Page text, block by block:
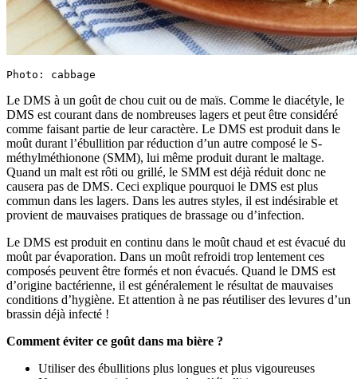
Photo: cabbage
Le DMS à un goût de chou cuit ou de maïs. Comme le diacétyle, le
DMS est courant dans de nombreuses lagers et peut être considéré
comme faisant partie de leur caractère. Le DMS est produit dans le
moût durant l’ébullition par réduction d’un autre composé le S-
méthylméthionone (SMM), lui même produit durant le maltage.
Quand un malt est rôti ou grillé, le SMM est déjà réduit donc ne
causera pas de DMS. Ceci explique pourquoi le DMS est plus
commun dans les lagers. Dans les autres styles, il est indésirable et
provient de mauvaises pratiques de brassage ou d’infection.
Le DMS est produit en continu dans le moût chaud et est évacué du
moût par évaporation. Dans un moût refroidi trop lentement ces
composés peuvent être formés et non évacués. Quand le DMS est
d’origine bactérienne, il est généralement le résultat de mauvaises
conditions d’hygiène. Et attention à ne pas réutiliser des levures d’un
brassin déjà infecté !
Comment éviter ce goût dans ma bière ?
Utiliser des ébullitions plus longues et plus vigoureuses